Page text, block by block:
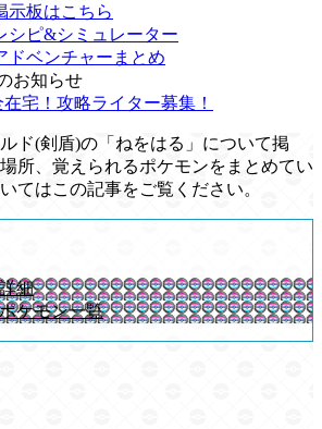
示板はこちら
シピ&シミュレーター
ドベンチャーまとめ
お知らせ
宅！攻略ライター募集！
ド(剣盾)の「ねをはる」について掲
所、覚えられるポケモンをまとめてい
てはこの記事をご覧ください。
細
ケモン一覧